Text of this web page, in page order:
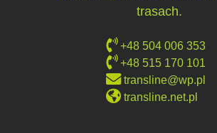
trasach.
+48 504 006 353
+48 515 170 101
transline@wp.pl
transline.net.pl